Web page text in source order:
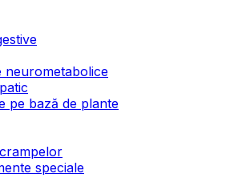
neurometabolice
pe bază de plante
speciale